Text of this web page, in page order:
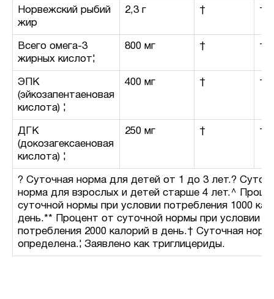
Норвежский рыбий
жир
2,3 г † †
Всего омега-3
жирных кислот¦
800 мг † †
ЭПК
(эйкозапентаеновая
кислота) ¦
400 мг † †
ДГК
(докозагексаеновая
кислота) ¦
250 мг † †
? Суточная норма для детей от 1 до 3 лет.?
норма для взрослых и детей старше 4 лет.^
суточной нормы при условии потребления 1000
день.** Процент от суточной нормы при условии
потребления 2000 калорий в день.† Суточная
определена.¦ Заявлено как триглицериды.